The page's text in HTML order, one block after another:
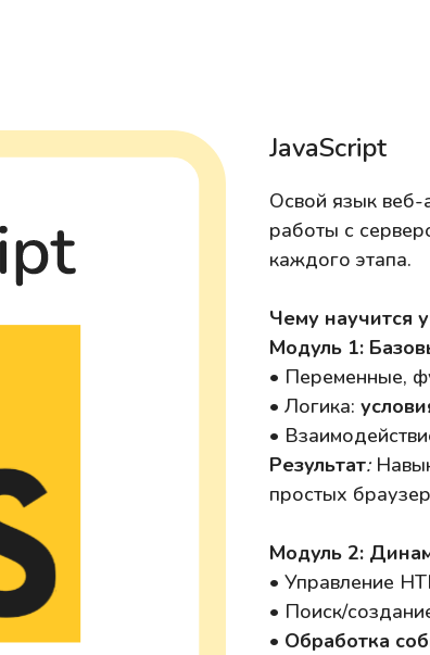
JavaScript
Освой язык веб-
работы с
каждого этапа.
Чему научится
Модуль 1:
• Переменные,
• Логика:
•
Результат:
простых
Модуль 2:
• Управление
• Поиск/
• Обработка